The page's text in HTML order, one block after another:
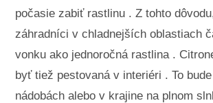
počasie zabiť rastlinu . Z tohto
záhradníci v chladnejších oblastiach
vonku ako jednoročná rastlina .
byť tiež pestovaná v interiéri . To
nádobách alebo v krajine na plnom